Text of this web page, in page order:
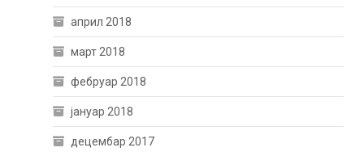
април 2018
март 2018
фебруар 2018
јануар 2018
децембар 2017